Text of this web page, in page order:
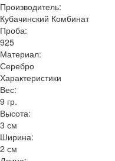
Производитель:
Кубачинский Комбинат
Проба:
925
Материал:
Серебро
Характеристики
Вес:
9 гр.
Высота:
3 см
Ширина:
2 см